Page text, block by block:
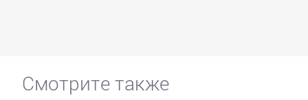
Смотрите также